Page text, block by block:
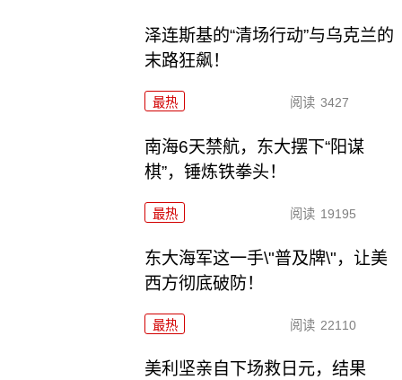
泽连斯基的“清场行动”与乌克兰的
末路狂飙！
最热 阅读 3427
南海6天禁航，东大摆下“阳谋
棋”，锤炼铁拳头！
最热 阅读 19195
东大海军这一手\"普及牌\"，让美
西方彻底破防！
最热 阅读 22110
美利坚亲自下场救日元，结果